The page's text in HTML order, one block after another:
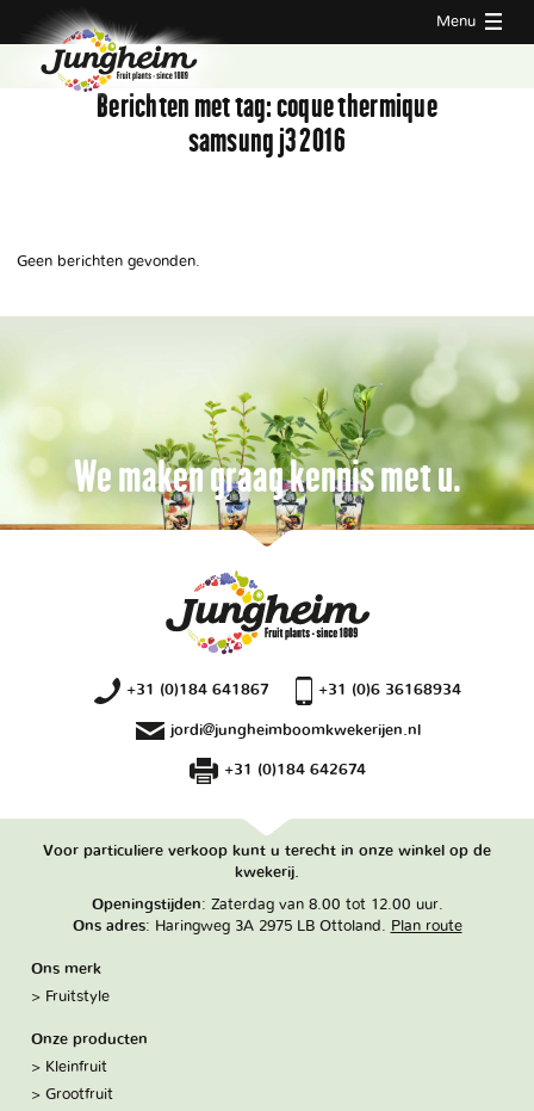
Menu
Berichten met tag:coque thermique
samsung j3 2016
Geen berichten gevonden.
We maken graag kennis met u.
+31 (0)184 641867 +31 (0)6 36168934
jordi@jungheimboomkwekerijen.nl
+31 (0)184 642674
Voor particuliere verkoop kunt u terecht in onze winkel op de
kwekerij.
Openingstijden: Zaterdag van 8.00 tot 12.00 uur.
Ons adres: Haringweg 3A 2975 LB Ottoland. Plan route
Ons merk
Fruitstyle
Onze producten
Kleinfruit
Grootfruit